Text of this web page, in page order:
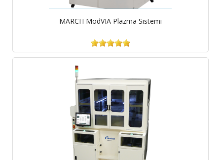
MARCH ModVIA Plazma Sistemi